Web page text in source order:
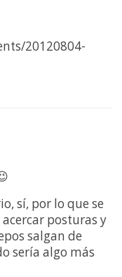
20120804-
sí, por lo que se
posturas y
salgan de
sería algo más